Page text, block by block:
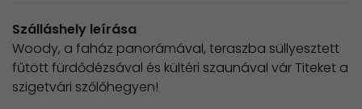
Szálláshely leírása
Woody, a faház panorámával, teraszba süllyesztett
fűtött fürdődézsával és kültéri szaunával vár Titeket a
szigetvári szőlőhegyen!